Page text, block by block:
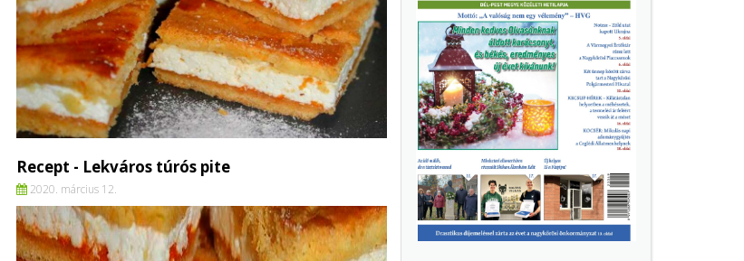
Recept - Lekváros túrós pite
2020. március 12.